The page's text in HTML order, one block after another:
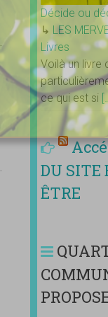
Décide ou
↳ LES
Livres
Voilà un livre
ce qui est si
DU SITE
ÊTRE